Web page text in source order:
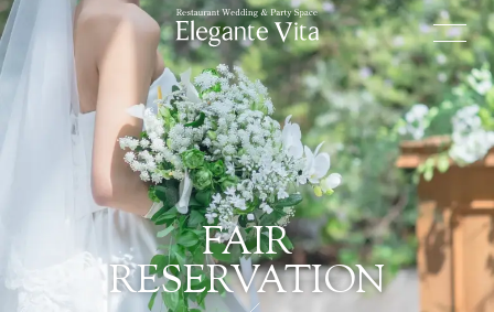
FAIR
RESERVATION